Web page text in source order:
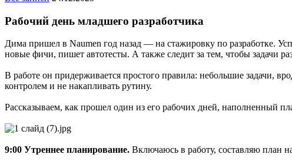
Рабочий день младшего разработчика
Дима пришел в Naumen год назад — на стажировку по разработке.
новые фичи, пишет автотесты. А также следит за тем, чтобы задачи
В работе он придерживается простого правила: небольшие задачи,
контролем и не накапливать рутину.
Рассказываем, как прошел один из его рабочих дней, наполненный
9:00 Утреннее планирование. Включаюсь в работу, составляю план